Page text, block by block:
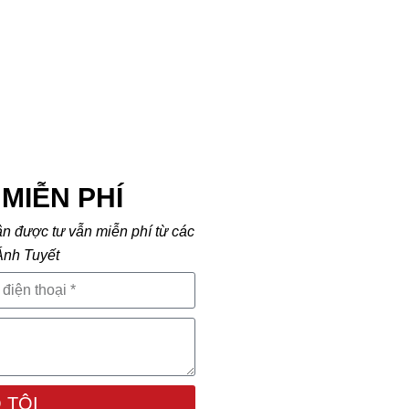
PHÍ
được tư vẫn miễn phí từ các
Tuyết
TÔI